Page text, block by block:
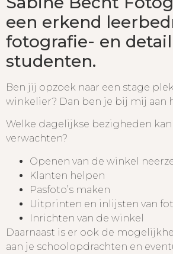
een erkend
fotografie- en
studenten.
Ben jij opzoek naar een stage
winkelier? Dan ben je bij mij aan
Welke dagelijkse bezigheden kan
verwachten?
Openen van de winkel
Klanten helpen
Pasfoto’s maken
Uitprinten en inlijsten van
Inrichten van de winkel
Daarnaast is er ook de
aan je schoolopdrachten en